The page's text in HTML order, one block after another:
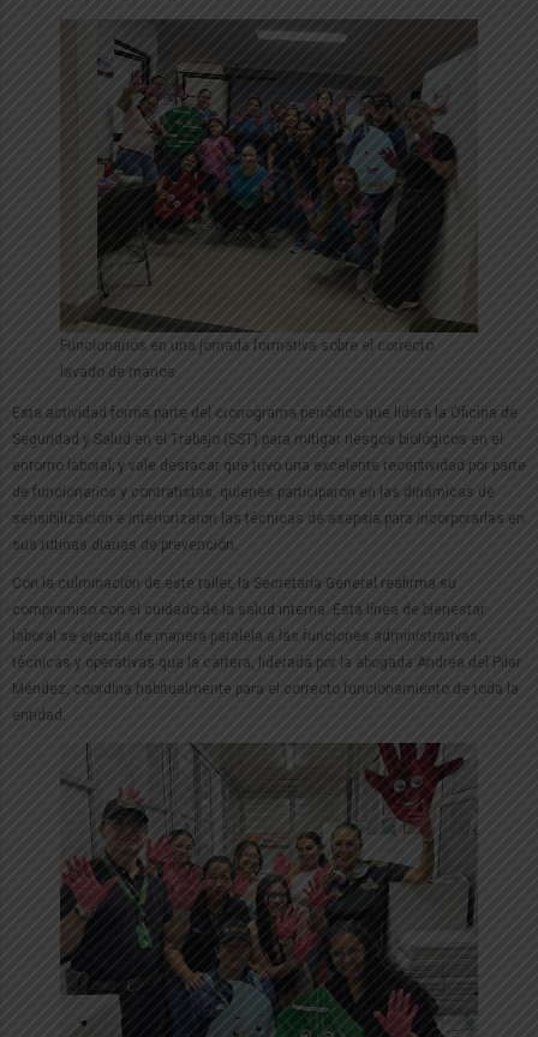
Funcionarios en una jornada formativa sobre el correcto
lavado de manos
Esta actividad forma parte del cronograma periódico que lidera la Oficina de
Seguridad y Salud en el Trabajo (SST) para mitigar riesgos biológicos en el
entorno laboral; y vale destacar que tuvo una excelente receptividad por parte
de funcionarios y contratistas, quienes participaron en las dinámicas de
sensibilización e interiorizaron las técnicas de asepsia para incorporarlas en
sus rutinas diarias de prevención.
Con la culminación de este taller, la Secretaría General reafirma su
compromiso con el cuidado de la salud interna. Esta línea de bienestar
laboral se ejecuta de manera paralela a las funciones administrativas,
técnicas y operativas que la cartera, liderada por la abogada Andrea del Pilar
Méndez, coordina habitualmente para el correcto funcionamiento de toda la
entidad.